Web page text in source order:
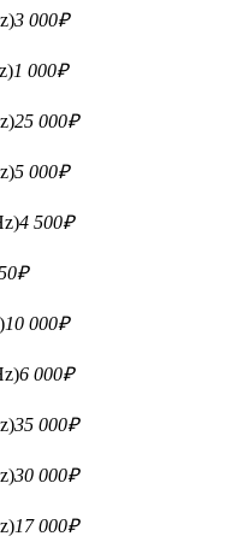
3 000₽
1 000₽
25 000₽
5 000₽
4 500₽
₽
10 000₽
6 000₽
35 000₽
30 000₽
17 000₽